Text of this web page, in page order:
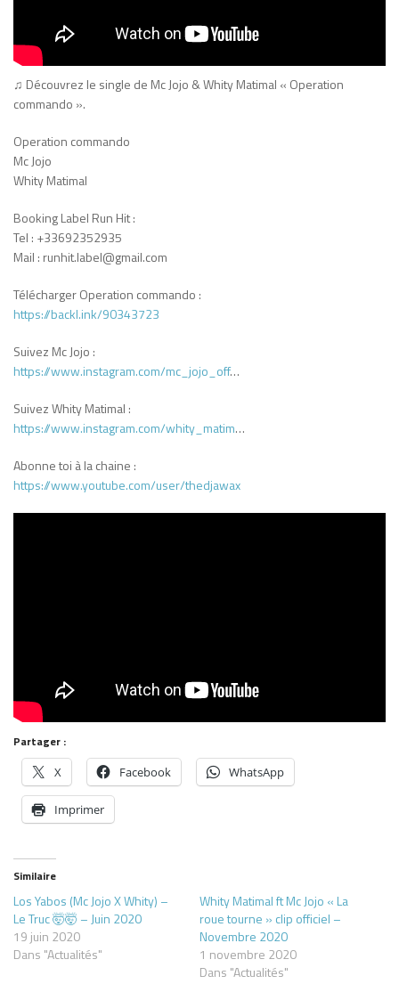
♫ Découvrez le single de Mc Jojo & Whity Matimal « Operation
commando ».
Operation commando
Mc Jojo
Whity Matimal
Booking Label Run Hit :
Tel : +33692352935
Mail : runhit.label@gmail.com
Télécharger Operation commando :
https://backl.ink/90343723
Suivez Mc Jojo :
https://www.instagram.com/mc_jojo_off…
Suivez Whity Matimal :
https://www.instagram.com/whity_matim…
Abonne toi à la chaine :
https://www.youtube.com/user/thedjawax
Partager :
X Facebook WhatsApp
Imprimer
Similaire
Los Yabos (Mc Jojo X Whity) –
Le Truc 🤯🤯 – Juin 2020
19 juin 2020
Dans "Actualités"
Whity Matimal ft Mc Jojo « La
roue tourne » clip officiel –
Novembre 2020
1 novembre 2020
Dans "Actualités"